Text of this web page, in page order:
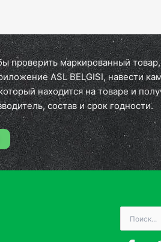
проверить маркированный
ASL BELGISI, навести
находится на товаре и
состав и срок годности.
Поиск: